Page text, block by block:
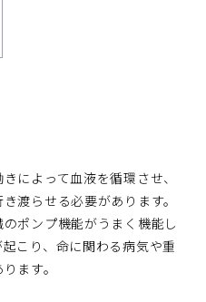
によって血液を循環させ、
渡らせる必要があります。
ポンプ機能がうまく機能し
こり、命に関わる病気や重
ます。